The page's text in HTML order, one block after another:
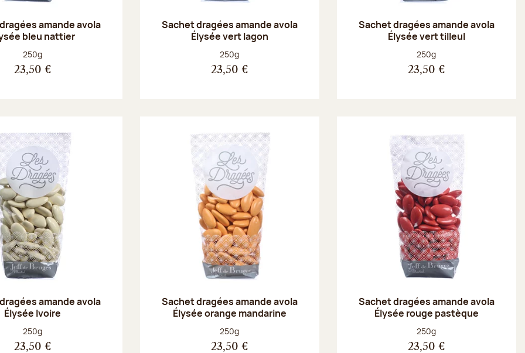
amande avola
bleu nattier
Poids net :
250g
23,50 €
Sachet dragées amande avola
Élysée vert lagon
Poids net :
250g
23,50 €
Sachet dragées amande avola
Élysée vert tilleul
Poids net :
250g
23,50 €
amande avola
Élysée Ivoire
Poids net :
250g
23,50 €
Sachet dragées amande avola
Élysée orange mandarine
Poids net :
250g
23,50 €
Sachet dragées amande avola
Élysée rouge pastèque
Poids net :
250g
23,50 €